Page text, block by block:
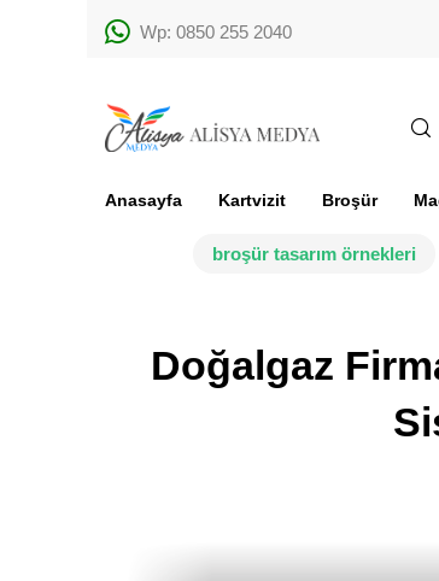
Wp: 0850 255 2040
Anasayfa Kartvizit Broşür
broşür tasarım örnekleri
Doğalgaz